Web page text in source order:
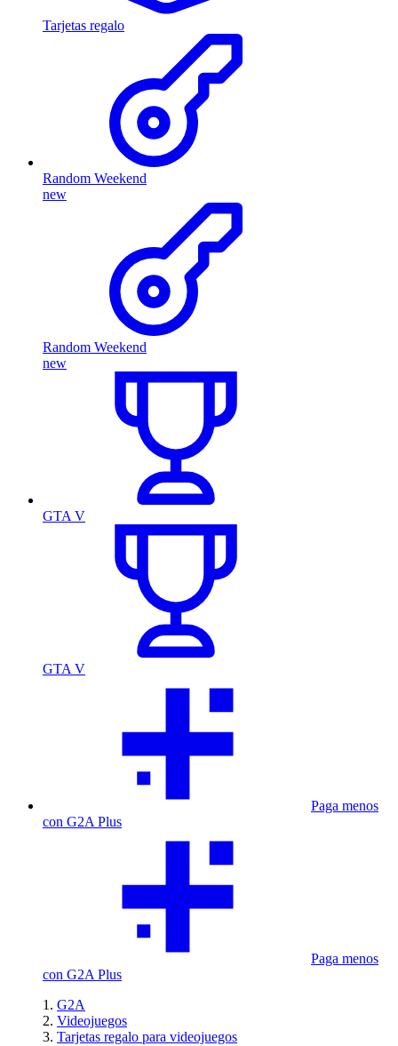
Tarjetas regalo
Random Weekend
new
Random Weekend
new
GTA V
GTA V
Paga menos
con G2A Plus
Paga menos
con G2A Plus
G2A
Videojuegos
Tarjetas regalo para videojuegos